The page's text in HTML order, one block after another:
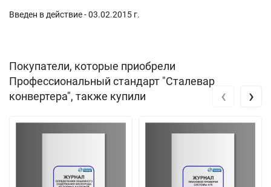
Введен в действие - 03.02.2015 г.
Покупатели, которые приобрели
Профессиональный стандарт "Сталевар
конвертера", также купили
‹ ›